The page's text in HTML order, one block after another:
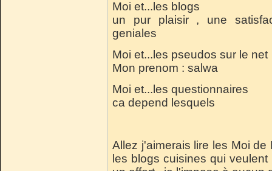
Moi et...les blogs
un pur plaisir , une
geniales
Moi et...les pseudos sur le net
Mon prenom : salwa
Moi et...les questionnaires
ca depend lesquels
Allez j'aimerais lire les Moi
les blogs cuisines qui